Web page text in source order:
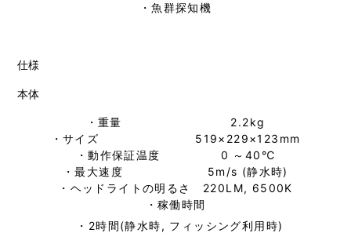
・魚群探知機
仕様
本体
・重量 2.2kg
・サイズ 519×229×123mm
・動作保証温度 0 ～40℃
・最大速度 5m/s (静水時)
・ヘッドライトの明るさ 220LM, 6500K
・稼働時間
・2時間(静水時, フィッシング利用時)